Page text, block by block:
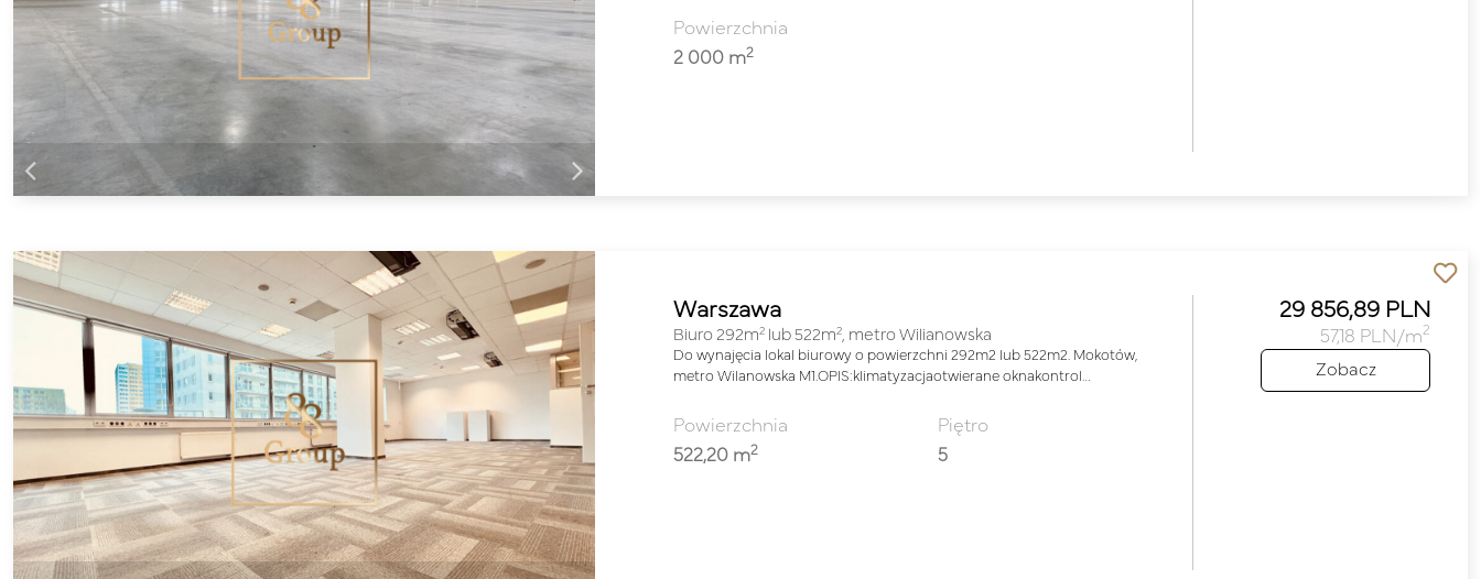
Powierzchnia
2 000 m2
Warszawa
Biuro 292m2 lub 522m2 , metro Wilianowska
Do wynajęcia lokal biurowy o powierzchni 292m2 lub 522m2. Mokotów,
metro Wilanowska M1.OPIS:klimatyzacjaotwierane oknakontrol…
Powierzchnia
522,20 m2
Piętro
5
29 856,89 PLN
57,18 PLN/m2
Zobacz